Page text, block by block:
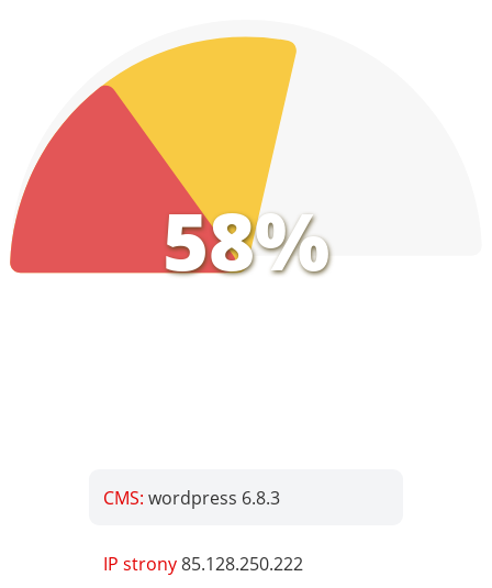
58%
CMS:wordpress 6.8.3
IP strony85.128.250.222